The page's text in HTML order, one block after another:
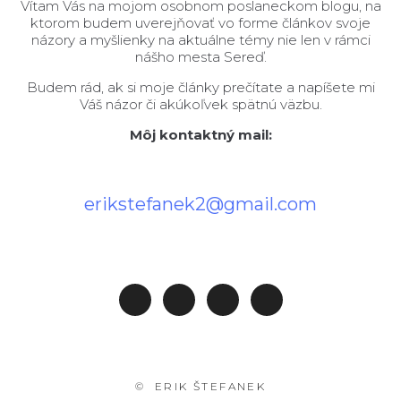
Vítam Vás na mojom osobnom poslaneckom blogu, na
ktorom budem uverejňovať vo forme článkov svoje
názory a myšlienky na aktuálne témy nie len v rámci
nášho mesta Sereď.
Budem rád, ak si moje články prečítate a napíšete mi
Váš názor či akúkoľvek spätnú väzbu.
Môj kontaktný mail:
erikstefanek2@gmail.com
© ERIK ŠTEFANEK